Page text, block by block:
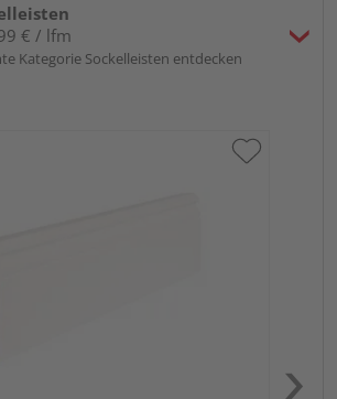
€ / lfm
Kategorie Sockelleisten entdecken